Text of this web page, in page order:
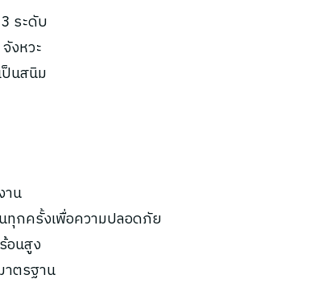
ระดับ
งหวะ
ป็นสนิม
าน
กครั้งเพื่อความปลอดภัย
อนสูง
ตรฐาน